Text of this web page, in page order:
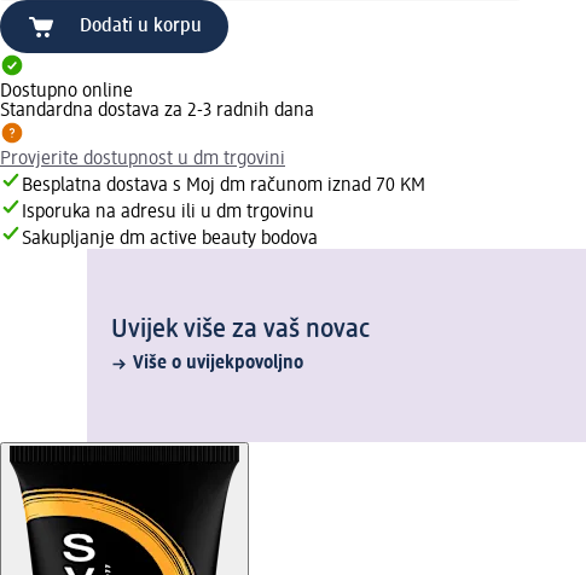
Dodati u korpu
Dostupno online
Standardna dostava za 2-3 radnih dana
Provjerite dostupnost u dm trgovini
Besplatna dostava s Moj dm računom iznad 70 KM
Isporuka na adresu ili u dm trgovinu
Sakupljanje dm active beauty bodova
Uvijek više za vaš novac
Više o uvijekpovoljno